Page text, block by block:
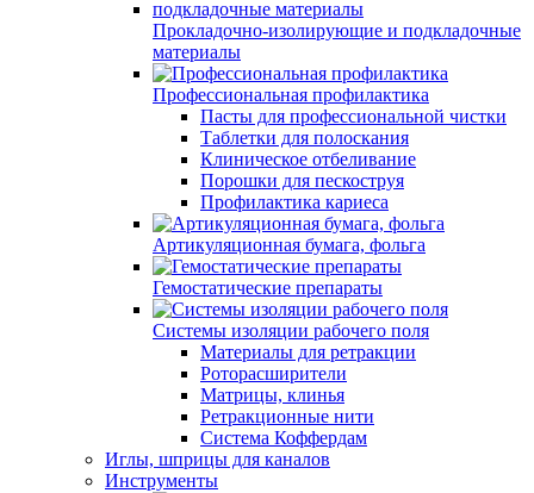
Прокладочно-изолирующие и подкладочные
материалы
Профессиональная профилактика
Пасты для профессиональной чистки
Таблетки для полоскания
Клиническое отбеливание
Порошки для пескоструя
Профилактика кариеса
Артикуляционная бумага, фольга
Гемостатические препараты
Системы изоляции рабочего поля
Материалы для ретракции
Роторасширители
Матрицы, клинья
Ретракционные нити
Система Коффердам
Иглы, шприцы для каналов
Инструменты